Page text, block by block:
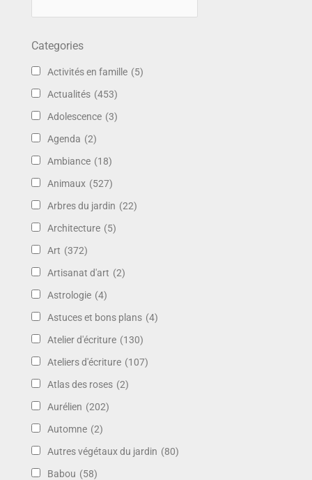
Categories
Activités en famille (5)
Actualités (453)
Adolescence (3)
Agenda (2)
Ambiance (18)
Animaux (527)
Arbres du jardin (22)
Architecture (5)
Art (372)
Artisanat d'art (2)
Astrologie (4)
Astuces et bons plans (4)
Atelier d'écriture (130)
Ateliers d'écriture (107)
Atlas des roses (2)
Aurélien (202)
Automne (2)
Autres végétaux du jardin (80)
Babou (58)